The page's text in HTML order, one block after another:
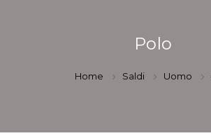
Polo
Home Saldi Uomo